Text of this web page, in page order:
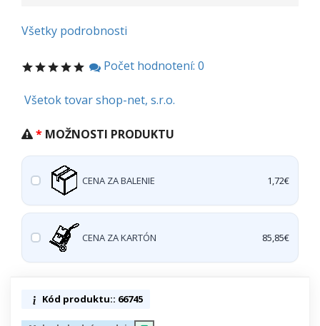
Všetky podrobnosti
Počet hodnotení: 0
Všetok tovar shop-net, s.r.o.
MOŽNOSTI PRODUKTU
CENA ZA BALENIE 1,72€
CENA ZA KARTÓN 85,85€
Kód produktu:: 66745